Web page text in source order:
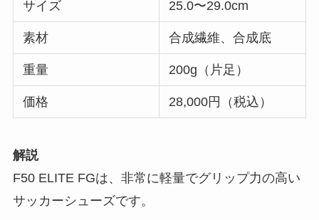
サイズ 25.0〜29.0cm
素材 合成繊維、合成底
重量 200g（片足）
価格 28,000円（税込）
解説
F50 ELITE FGは、非常に軽量でグリップ力の高い
サッカーシューズです。